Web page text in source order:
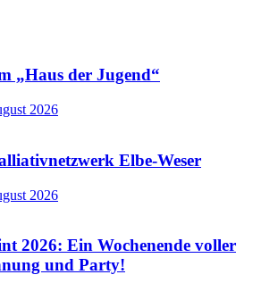
„Haus der Jugend“
2026
Elbe-Weser
2026
2026: Ein Wochenende voller
und Party!